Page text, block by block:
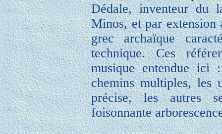
Dédale, inventeur du
Minos, et par extension
grec archaïque
technique. Ces
musique entendue ici
chemins multiples, les
précise, les autres
foisonnante